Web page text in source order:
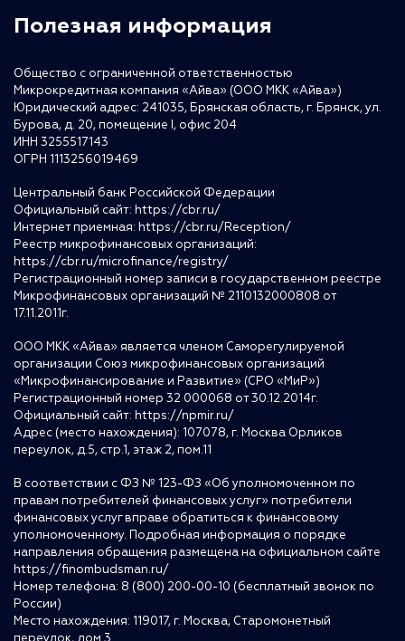
Полезная информация
Общество с ограниченной ответственностью
Микрокредитная компания «Айва» (ООО МКК «Айва»)
Юридический адрес: 241035, Брянская область, г. Брянск, ул.
Бурова, д. 20, помещение I, офис 204
ИНН 3255517143
ОГРН 1113256019469
Центральный банк Российской Федерации
Официальный сайт: https://cbr.ru/
Интернет приемная: https://cbr.ru/Reception/
Реестр микрофинансовых организаций:
https://cbr.ru/microfinance/registry/
Регистрационный номер записи в государственном реестре
Микрофинансовых организаций № 2110132000808 от
17.11.2011г.
ООО МКК «Айва» является членом Саморегулируемой
организации Союз микрофинансовых организаций
«Микрофинансирование и Развитие» (СРО «МиР»)
Регистрационный номер 32 000068 от 30.12.2014г.
Официальный сайт: https://npmir.ru/
Адрес (место нахождения): 107078, г. Москва Орликов
переулок, д.5, стр.1, этаж 2, пом.11
В соответствии с ФЗ № 123-ФЗ «Об уполномоченном по
правам потребителей финансовых услуг» потребители
финансовых услуг вправе обратиться к финансовому
уполномоченному. Подробная информация о порядке
направления обращения размещена на официальном сайте
https://finombudsman.ru/
Номер телефона: 8 (800) 200-00-10 (бесплатный звонок по
России)
Место нахождения: 119017, г. Москва, Старомонетный